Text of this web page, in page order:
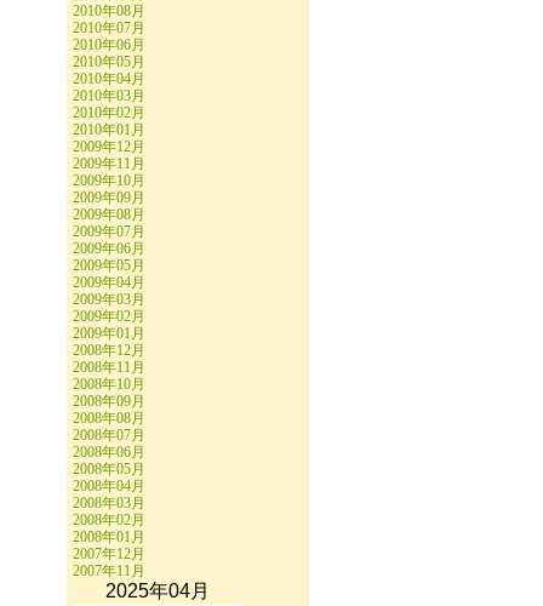
2010年08月
2010年07月
2010年06月
2010年05月
2010年04月
2010年03月
2010年02月
2010年01月
2009年12月
2009年11月
2009年10月
2009年09月
2009年08月
2009年07月
2009年06月
2009年05月
2009年04月
2009年03月
2009年02月
2009年01月
2008年12月
2008年11月
2008年10月
2008年09月
2008年08月
2008年07月
2008年06月
2008年05月
2008年04月
2008年03月
2008年02月
2008年01月
2007年12月
2007年11月
2025年04月